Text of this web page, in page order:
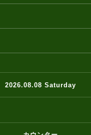
2026.08.08 Saturday